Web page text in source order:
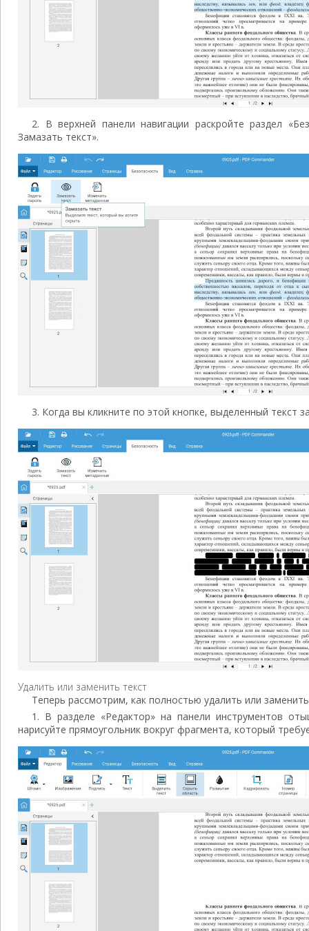
2. В верхней панели навигации раскройте раздел
Замазать текст».
3. Когда вы кликните по этой кнопке, выделенный текст
Удалить или заменить текст
Теперь рассмотрим, как полностью удалить или
1. В разделе «Редактор» на панели инструментов
нарисуйте прямоугольник вокруг фрагмента, который